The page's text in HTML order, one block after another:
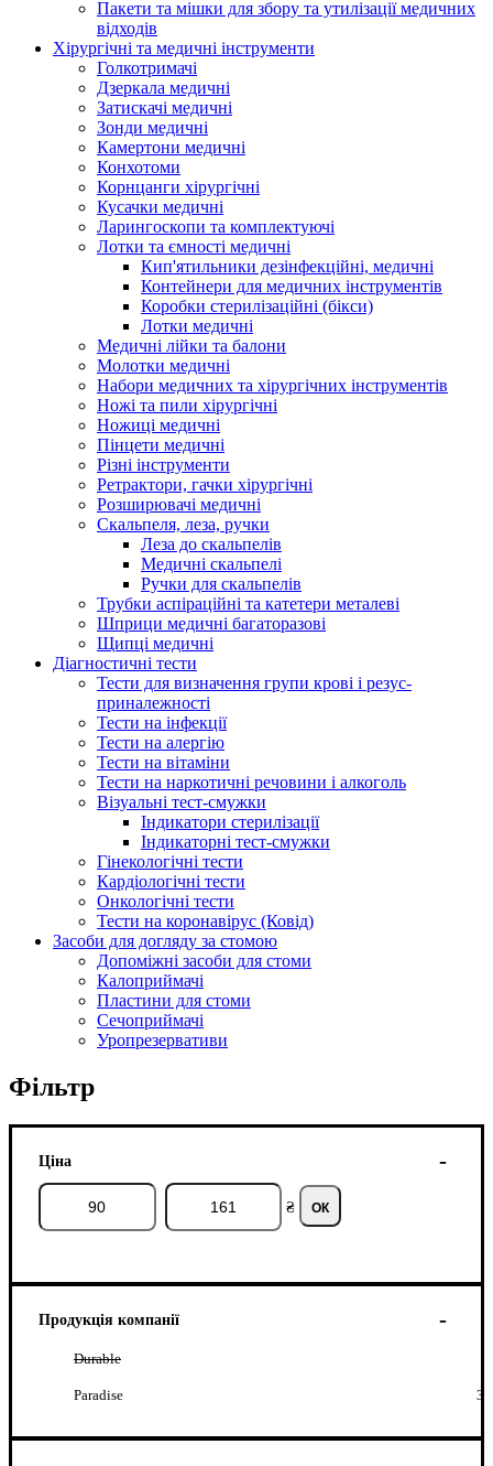
Пакети та мішки для збору та утилізації медичних
відходів
Хірургічні та медичні інструменти
Голкотримачі
Дзеркала медичні
Затискачі медичні
Зонди медичні
Камертони медичні
Конхотоми
Корнцанги хірургічні
Кусачки медичні
Ларингоскопи та комплектуючі
Лотки та ємності медичні
Кип'ятильники дезінфекційні, медичні
Контейнери для медичних інструментів
Коробки стерилізаційні (бікси)
Лотки медичні
Медичні лійки та балони
Молотки медичні
Набори медичних та хірургічних інструментів
Ножі та пили хірургічні
Ножиці медичні
Пінцети медичні
Різні інструменти
Ретрактори, гачки хірургічні
Розширювачі медичні
Скальпеля, леза, ручки
Леза до скальпелів
Медичні скальпелі
Ручки для скальпелів
Трубки аспіраційні та катетери металеві
Шприци медичні багаторазові
Щипці медичні
Діагностичні тести
Тести для визначення групи крові і резус-
приналежності
Тести на інфекції
Тести на алергію
Тести на вітаміни
Тести на наркотичні речовини і алкоголь
Візуальні тест-смужки
Індикатори стерилізації
Індикаторні тест-смужки
Гінекологічні тести
Кардіологічні тести
Онкологічні тести
Тести на коронавірус (Ковід)
Засоби для догляду за стомою
Допоміжні засоби для стоми
Калоприймачі
Пластини для стоми
Сечоприймачі
Уропрезервативи
Фільтр
Ціна
₴ ОК
Продукція компанії
Durable
Paradise 3